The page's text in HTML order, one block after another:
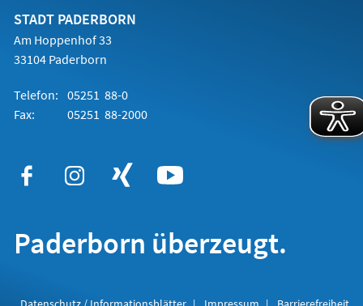
STADT PADERBORN
Am Hoppenhof 33
33104 Paderborn
Telefon: 05251 88-0
Fax:
05251 88-2000
Paderborn überzeugt.